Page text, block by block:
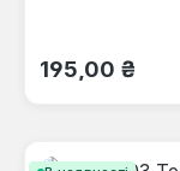
Звичайна ціна:
195,00 ₴